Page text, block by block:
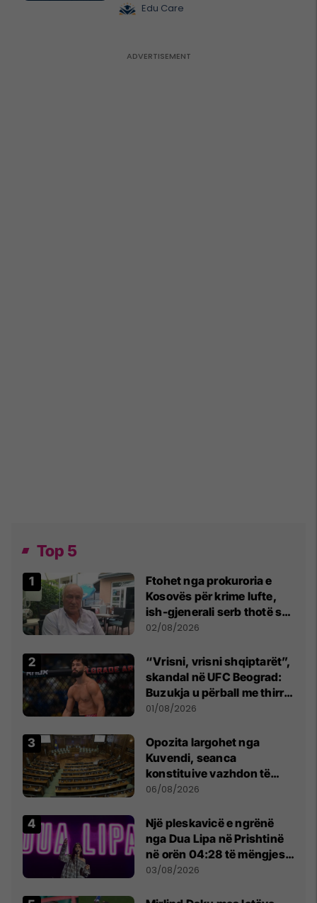
Edu Care
Top 5
Ftohet nga prokuroria e
Kosovës për krime lufte,
ish-gjenerali serb thotë se
dikush e tradhtoi në
02/08/2026
“Vrisni, vrisni shqiptarët”,
skandal në UFC Beograd:
Buzukja u përball me thirrje
anti-shqiptare nga
01/08/2026
Opozita largohet nga
Kuvendi, seanca
konstituive vazhdon të
shtunën në orën 11:00
06/08/2026
Një pleskavicë e ngrënë
nga Dua Lipa në Prishtinë
në orën 04:28 të mëngjesit
- dhe bota digjitale serbe
03/08/2026